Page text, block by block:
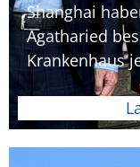
Shanghai
Agatharied
Krankenhaus